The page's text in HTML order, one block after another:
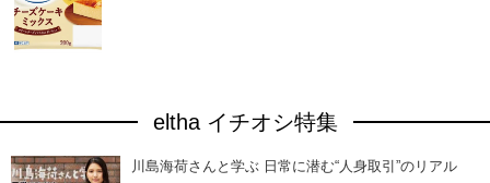
eltha イチオシ特集
川島海荷さんと学ぶ 日常に潜む“人身取引”のリアル